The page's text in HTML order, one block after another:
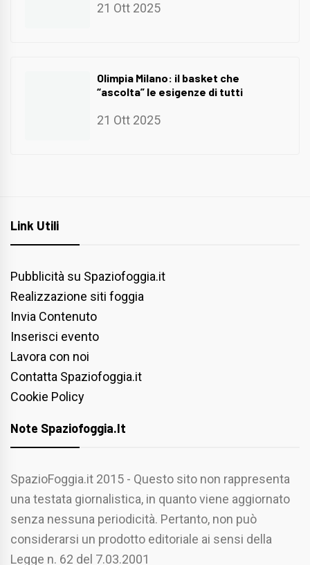
21 Ott 2025
Olimpia Milano: il basket che
“ascolta” le esigenze di tutti
21 Ott 2025
Link Utili
Pubblicità su Spaziofoggia.it
Realizzazione siti foggia
Invia Contenuto
Inserisci evento
Lavora con noi
Contatta Spaziofoggia.it
Cookie Policy
Note Spaziofoggia.it
SpazioFoggia.it 2015 - Questo sito non rappresenta
una testata giornalistica, in quanto viene aggiornato
senza nessuna periodicità. Pertanto, non può
considerarsi un prodotto editoriale ai sensi della
Legge n. 62 del 7.03.2001